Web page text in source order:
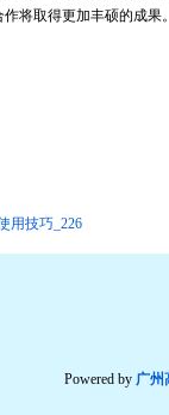
将取得更加丰硕的成果。
用技巧_226
Powered by 广州